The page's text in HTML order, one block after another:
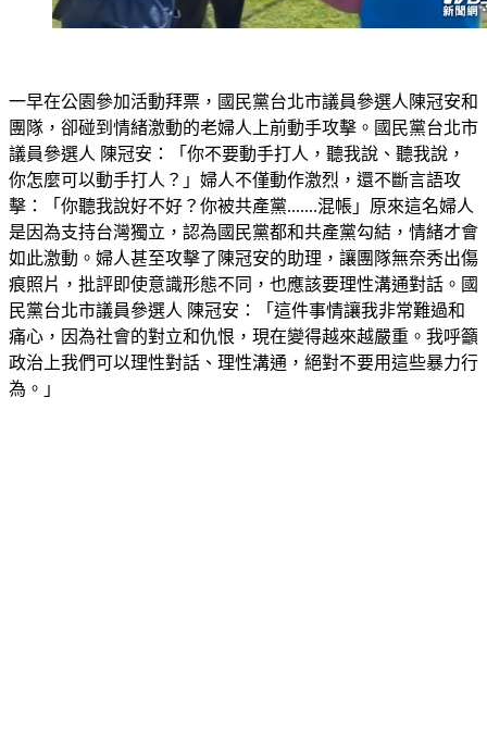
一早在公園參加活動拜票，國民黨台北市議員參選人陳冠安和
團隊，卻碰到情緒激動的老婦人上前動手攻擊。國民黨台北市
議員參選人 陳冠安：「你不要動手打人，聽我說、聽我說，
你怎麼可以動手打人？」婦人不僅動作激烈，還不斷言語攻
擊：「你聽我說好不好？你被共產黨.......混帳」原來這名婦人
是因為支持台灣獨立，認為國民黨都和共產黨勾結，情緒才會
如此激動。婦人甚至攻擊了陳冠安的助理，讓團隊無奈秀出傷
痕照片，批評即使意識形態不同，也應該要理性溝通對話。國
民黨台北市議員參選人 陳冠安：「這件事情讓我非常難過和
痛心，因為社會的對立和仇恨，現在變得越來越嚴重。我呼籲
政治上我們可以理性對話、理性溝通，絕對不要用這些暴力行